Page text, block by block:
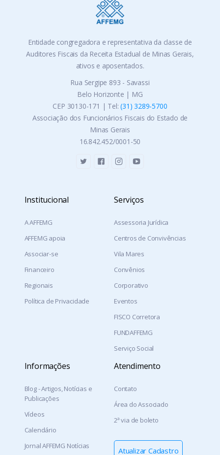
Entidade congregadora e representativa da classe de
Auditores Fiscais da Receita Estadual de Minas Gerais,
ativos e aposentados.
Rua Sergipe 893 - Savassi
Belo Horizonte | MG
CEP 30130-171 | Tel:(31) 3289-5700
Associação dos Funcionários Fiscais do Estado de
Minas Gerais
16.842.452/0001-50
Institucional
A AFFEMG
AFFEMG apoia
Associar-se
Financeiro
Regionais
Política de Privacidade
Serviços
Assessoria Jurídica
Centros de Convivências
Vila Mares
Convênios
Corporativo
Eventos
FISCO Corretora
FUNDAFFEMG
Serviço Social
Informações
Blog - Artigos, Notícias e
Publicações
Vídeos
Calendário
Jornal AFFEMG Notícias
Atendimento
Contato
Área do Associado
2ª via de boleto
Atualizar Cadastro